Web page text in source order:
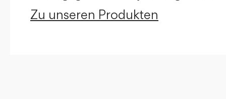
Zu unseren Produkten